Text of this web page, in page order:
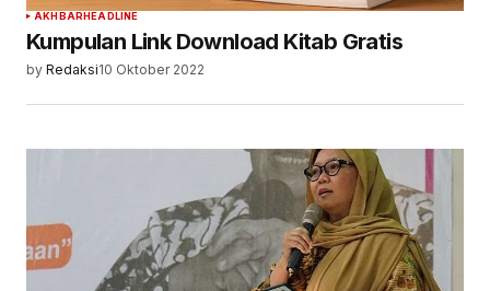
AKHBARHEADLINE
Kumpulan Link Download Kitab Gratis
by Redaksi10 Oktober 2022